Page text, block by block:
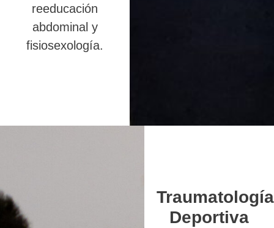
reeducación
abdominal y
fisiosexología.
Traumatología
Deportiva